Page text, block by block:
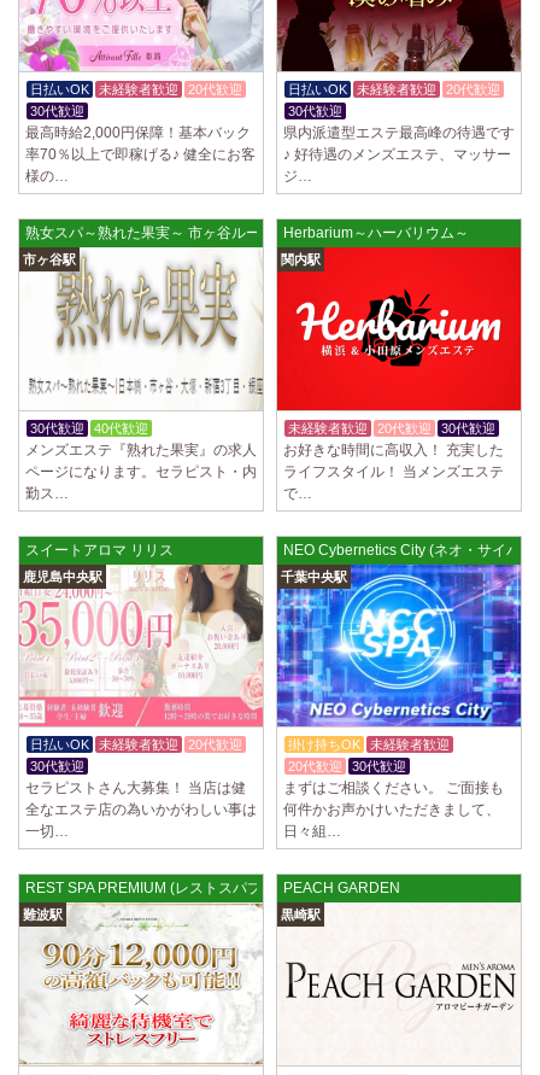
日払いOK 未経験者歓迎
20代歓迎
30代歓迎
最高時給2,000円保障！基本バック
率70％以上で即稼げる♪ 健全にお客
様の…
日払いOK 未経験者歓迎
20代歓迎
30代歓迎
県内派遣型エステ最高峰の待遇です
♪ 好待遇のメンズエステ、マッサー
ジ…
熟女スパ～熟れた果実～ 市ヶ谷ルーム
市ヶ谷駅
30代歓迎 40代歓迎
メンズエステ『熟れた果実』の求人
ページになります。セラピスト・内
勤ス…
Herbarium～ハーバリウム～
関内駅
未経験者歓迎 20代歓迎 30代歓迎
お好きな時間に高収入！ 充実した
ライフスタイル！ 当メンズエステ
で…
スイートアロマ リリス
鹿児島中央駅
日払いOK 未経験者歓迎
20代歓迎
30代歓迎
セラピストさん大募集！ 当店は健
全なエステ店の為いかがわしい事は
一切…
NEO Cybernetics City (ネオ・サイバ
千葉中央駅
掛け持ちOK
未経験者歓迎
20代歓迎
30代歓迎
まずはご相談ください。 ご面接も
何件かお声かけいただきまして、
日々組…
REST SPA PREMIUM (レストスパプレミアム) 難波ルーム
難波駅
PEACH GARDEN
黒崎駅